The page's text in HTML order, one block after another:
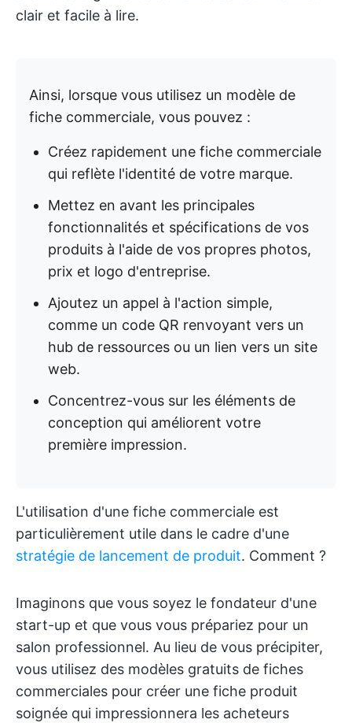
clair et facile à lire.
Ainsi, lorsque vous utilisez un modèle de
fiche commerciale, vous pouvez :
Créez rapidement une fiche commerciale
qui reflète l'identité de votre marque.
Mettez en avant les principales
fonctionnalités et spécifications de vos
produits à l'aide de vos propres photos,
prix et logo d'entreprise.
Ajoutez un appel à l'action simple,
comme un code QR renvoyant vers un
hub de ressources ou un lien vers un site
web.
Concentrez-vous sur les éléments de
conception qui améliorent votre
première impression.
L'utilisation d'une fiche commerciale est
particulièrement utile dans le cadre d'une
stratégie de lancement de produit. Comment ?
Imaginons que vous soyez le fondateur d'une
start-up et que vous vous prépariez pour un
salon professionnel. Au lieu de vous précipiter,
vous utilisez des modèles gratuits de fiches
commerciales pour créer une fiche produit
soignée qui impressionnera les acheteurs